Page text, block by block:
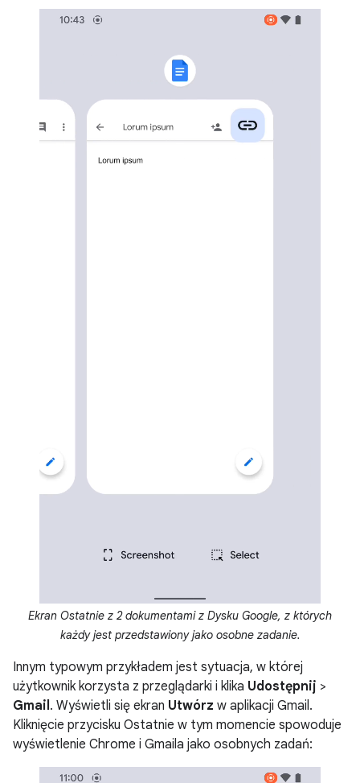
Ekran Ostatnie z 2 dokumentami z Dysku Google, z których
każdy jest przedstawiony jako osobne zadanie.
Innym typowym przykładem jest sytuacja, w której
użytkownik korzysta z przeglądarki i klika Udostępnij >
Gmail . Wyświetli się ekran Utwórz w aplikacji Gmail.
Kliknięcie przycisku Ostatnie w tym momencie spowoduje
wyświetlenie Chrome i Gmaila jako osobnych zadań: